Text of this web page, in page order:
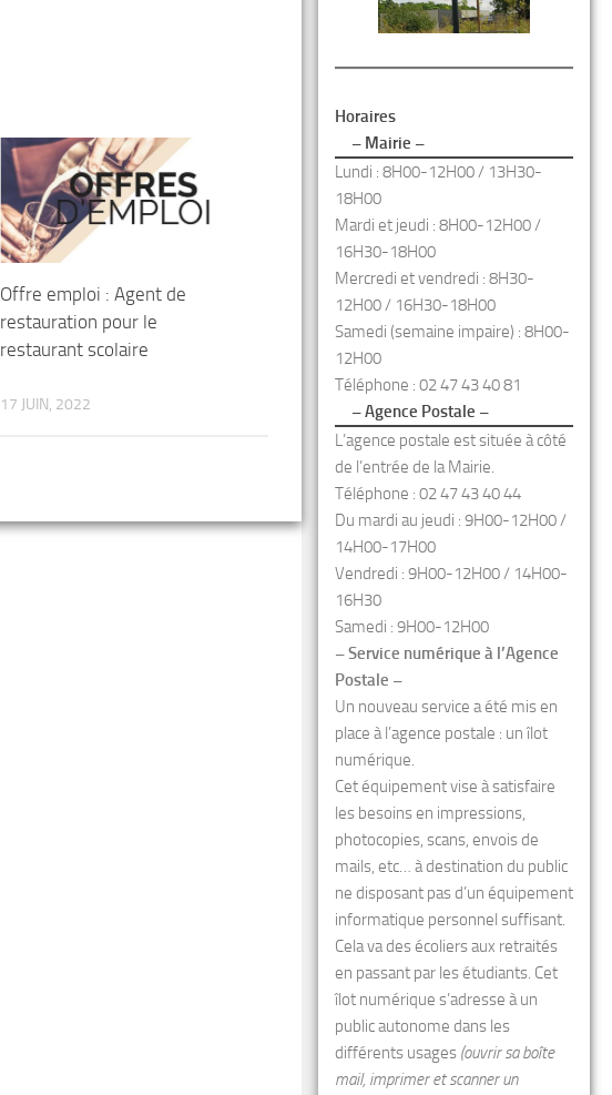
Offre emploi : Agent de
restauration pour le
restaurant scolaire
17 JUIN, 2022
Horaires
– Mairie –
Lundi : 8H00-12H00 / 13H30-
18H00
Mardi et jeudi : 8H00-12H00 /
16H30-18H00
Mercredi et vendredi : 8H30-
12H00 / 16H30-18H00
Samedi (semaine impaire) : 8H00-
12H00
Téléphone : 02 47 43 40 81
– Agence Postale –
L’agence postale est située à côté
de l’entrée de la Mairie.
Téléphone : 02 47 43 40 44
Du mardi au jeudi : 9H00-12H00 /
14H00-17H00
Vendredi : 9H00-12H00 / 14H00-
16H30
Samedi : 9H00-12H00
– Service numérique à l’Agence
Postale –
Un nouveau service a été mis en
place à l’agence postale : un îlot
numérique.
Cet équipement vise à satisfaire
les besoins en impressions,
photocopies, scans, envois de
mails, etc… à destination du public
ne disposant pas d’un équipement
informatique personnel suffisant.
Cela va des écoliers aux retraités
en passant par les étudiants. Cet
îlot numérique s’adresse à un
public autonome dans les
différents usages (ouvrir sa boîte
mail, imprimer et scanner un